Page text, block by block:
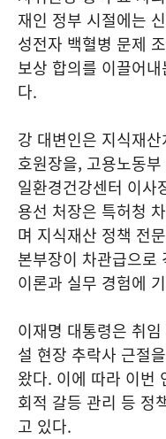
재인 정부 시절에는
성전자 백혈병 문제
보상 합의를 이끌어
다.
강 대변인은 지식재
호원장을, 고용노동
일환경건강센터 이사
용선 처장은 특허청
며 지식재산 정책 전
본부장이 차관급으로
이론과 실무 경험에
이재명 대통령은 취
설 현장 추락사 근절
왔다. 이에 따라 이번
회적 갈등 관리 등 정
고 있다.